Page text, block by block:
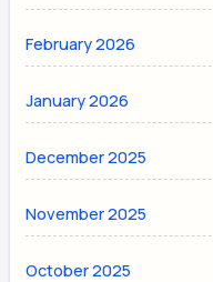
February 2026
January 2026
December 2025
November 2025
October 2025